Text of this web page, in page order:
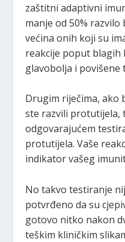
zaštitni adaptivni
manje od 50%
većina onih koji su
reakcije poput blagih
glavobolja i povišene
Drugim riječima, ako
ste razvili protutijela,
odgovarajućem
protutijela. Vaše
indikator vašeg
No takvo testiranje
potvrđeno da su
gotovo nitko nakon
teškim kliničkim